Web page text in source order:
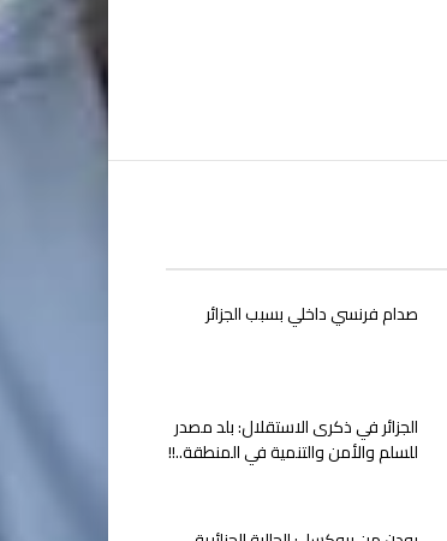
صدام فرنسي داخلي بسبب الجزائر
الجزائر في ذكرى الاستقلال: بلد مصدر
للسلم والأمن والتنمية في المنطقة..!!